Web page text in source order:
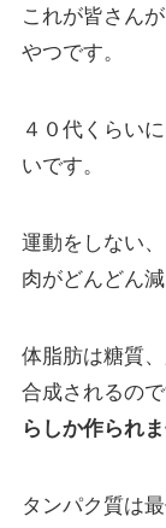
これが皆さん
やつです。
４０代くらい
いです。
運動をしない
肉がどんどん
体脂肪は糖質
合成されるので
らしか作られま
タンパク質は